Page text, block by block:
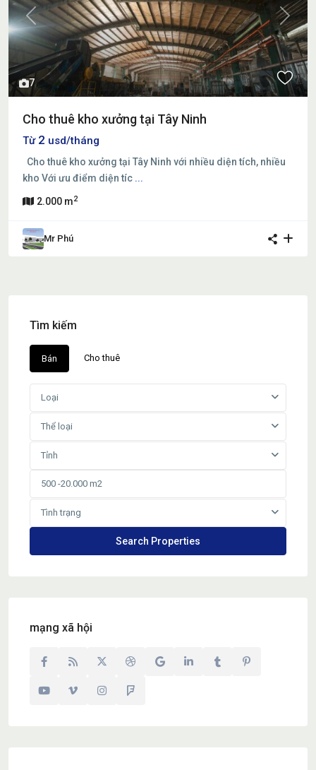
7
Previous Next
Cho thuê kho xưởng tại Tây Ninh
Từ 2 usd/tháng
Cho thuê kho xưởng tại Tây Ninh với nhiều diện tích, nhiều
kho Với ưu điểm diện tíc ...
2.000 m2
Mr Phú
Tìm kiếm
Bán Cho thuê
Loại
Thể loại
Tỉnh
Tình trạng
mạng xã hội